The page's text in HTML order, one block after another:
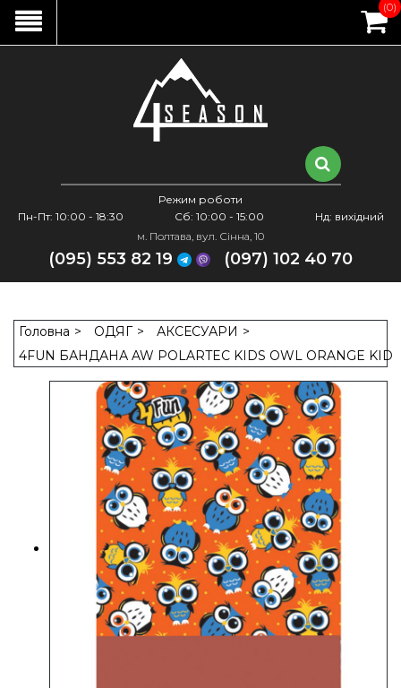
Режим роботи
Пн-Пт: 10:00 - 18:30
Сб: 10:00 - 15:00
Нд: вихідний
м. Полтава, вул. Сінна, 10
(095) 553 82 19 (097) 102 40 70
(0)
Головна ОДЯГ
АКСЕСУАРИ
4FUN БАНДАНА AW POLARTEC KIDS OWL ORANGE KID